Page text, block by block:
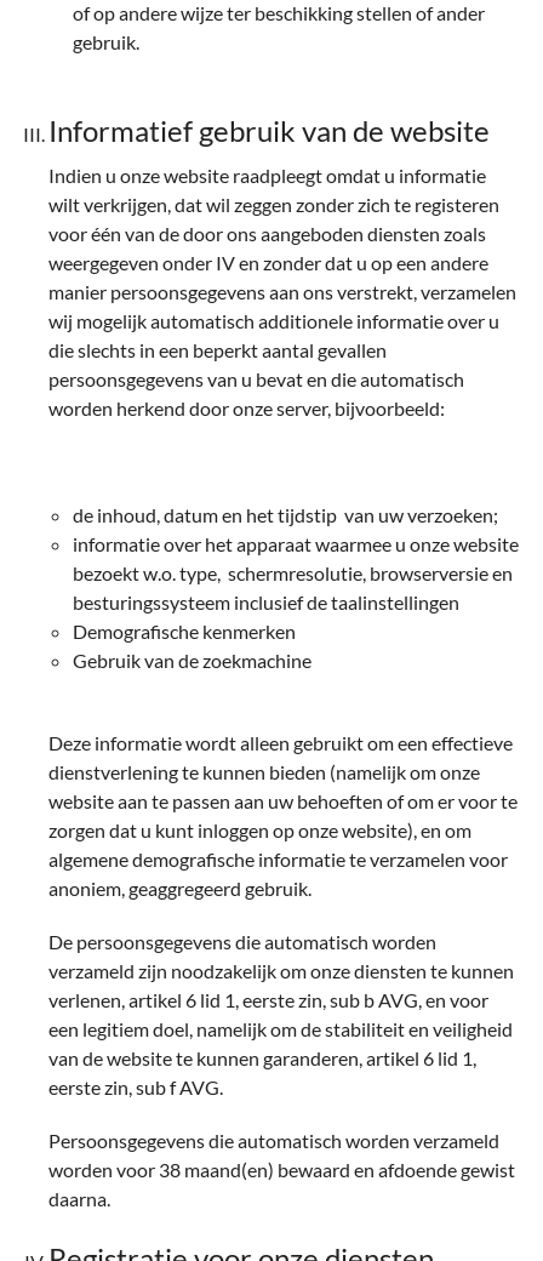
of op andere wijze ter beschikking stellen of ander
gebruik.
Informatief gebruik van de website
Indien u onze website raadpleegt omdat u informatie
wilt verkrijgen, dat wil zeggen zonder zich te registeren
voor één van de door ons aangeboden diensten zoals
weergegeven onder IV en zonder dat u op een andere
manier persoonsgegevens aan ons verstrekt, verzamelen
wij mogelijk automatisch additionele informatie over u
die slechts in een beperkt aantal gevallen
persoonsgegevens van u bevat en die automatisch
worden herkend door onze server, bijvoorbeeld:
de inhoud, datum en het tijdstip van uw verzoeken;
informatie over het apparaat waarmee u onze website
bezoekt w.o. type, schermresolutie, browserversie en
besturingssysteem inclusief de taalinstellingen
Demografische kenmerken
Gebruik van de zoekmachine
Deze informatie wordt alleen gebruikt om een effectieve
dienstverlening te kunnen bieden (namelijk om onze
website aan te passen aan uw behoeften of om er voor te
zorgen dat u kunt inloggen op onze website), en om
algemene demografische informatie te verzamelen voor
anoniem, geaggregeerd gebruik.
De persoonsgegevens die automatisch worden
verzameld zijn noodzakelijk om onze diensten te kunnen
verlenen, artikel 6 lid 1, eerste zin, sub b AVG, en voor
een legitiem doel, namelijk om de stabiliteit en veiligheid
van de website te kunnen garanderen, artikel 6 lid 1,
eerste zin, sub f AVG.
Persoonsgegevens die automatisch worden verzameld
worden voor 38 maand(en) bewaard en afdoende gewist
daarna.